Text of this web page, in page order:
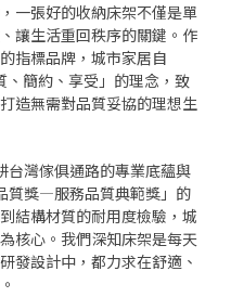
一張好的收納床架不僅是單
讓生活重回秩序的關鍵。作
指標品牌，城市家居自
、簡約、享受」的理念，致
造無需對品質妥協的理想生
台灣傢俱通路的專業底蘊與
質獎—服務品質典範獎」的
結構材質的耐用度檢驗，城
核心。我們深知床架是每天
發設計中，都力求在舒適、